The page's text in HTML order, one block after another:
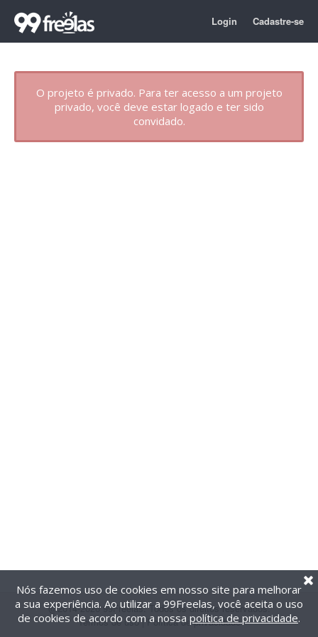
Login Cadastre-se
O projeto é privado. Para ter acesso a um projeto
privado, você deve estar logado e ter sido
convidado.
@2014-2026 99Freelas. Todos os direitos reservados.
Termos de uso| Política de privacidade
Nós fazemos uso de cookies em nosso site para melhorar
a sua experiência. Ao utilizar a 99Freelas, você aceita o uso
de cookies de acordo com a nossa política de privacidade.